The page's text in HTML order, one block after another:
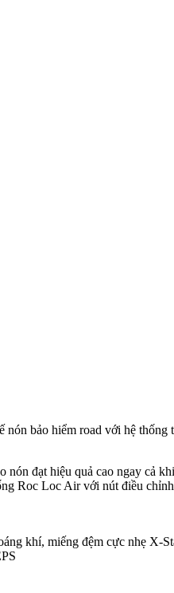
bảo hiểm road với hệ
nón đạt hiệu quả cao ngay cả
Roc Loc Air với nút điều
khí, miếng đệm cực nhẹ